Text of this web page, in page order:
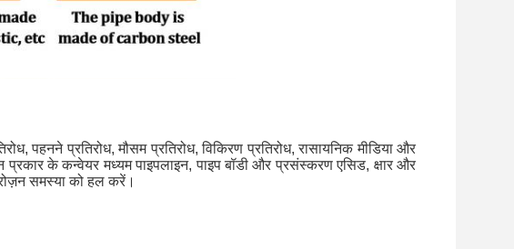
पहनने प्रतिरोध, मौसम प्रतिरोध, विकिरण प्रतिरोध, रासायनिक मीडिया और
के कन्वेयर मध्यम पाइपलाइन, पाइप बॉडी और प्रसंस्करण एसिड, क्षार और
समस्या को हल करें।